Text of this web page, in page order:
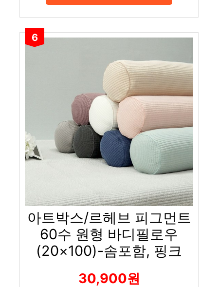
6
아트박스/르헤브 피그먼트
60수 원형 바디필로우
(20×100)-솜포함, 핑크
30,900원